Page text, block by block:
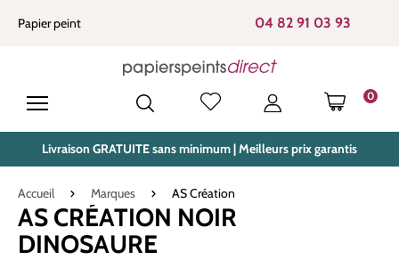
principal
Papier peint 04 82 91 03 93
0
LE
Livraison GRATUITE sans minimum | Meilleurs prix garantis
Accueil Marques AS Création
AS CRÉATION NOIR
DINOSAURE